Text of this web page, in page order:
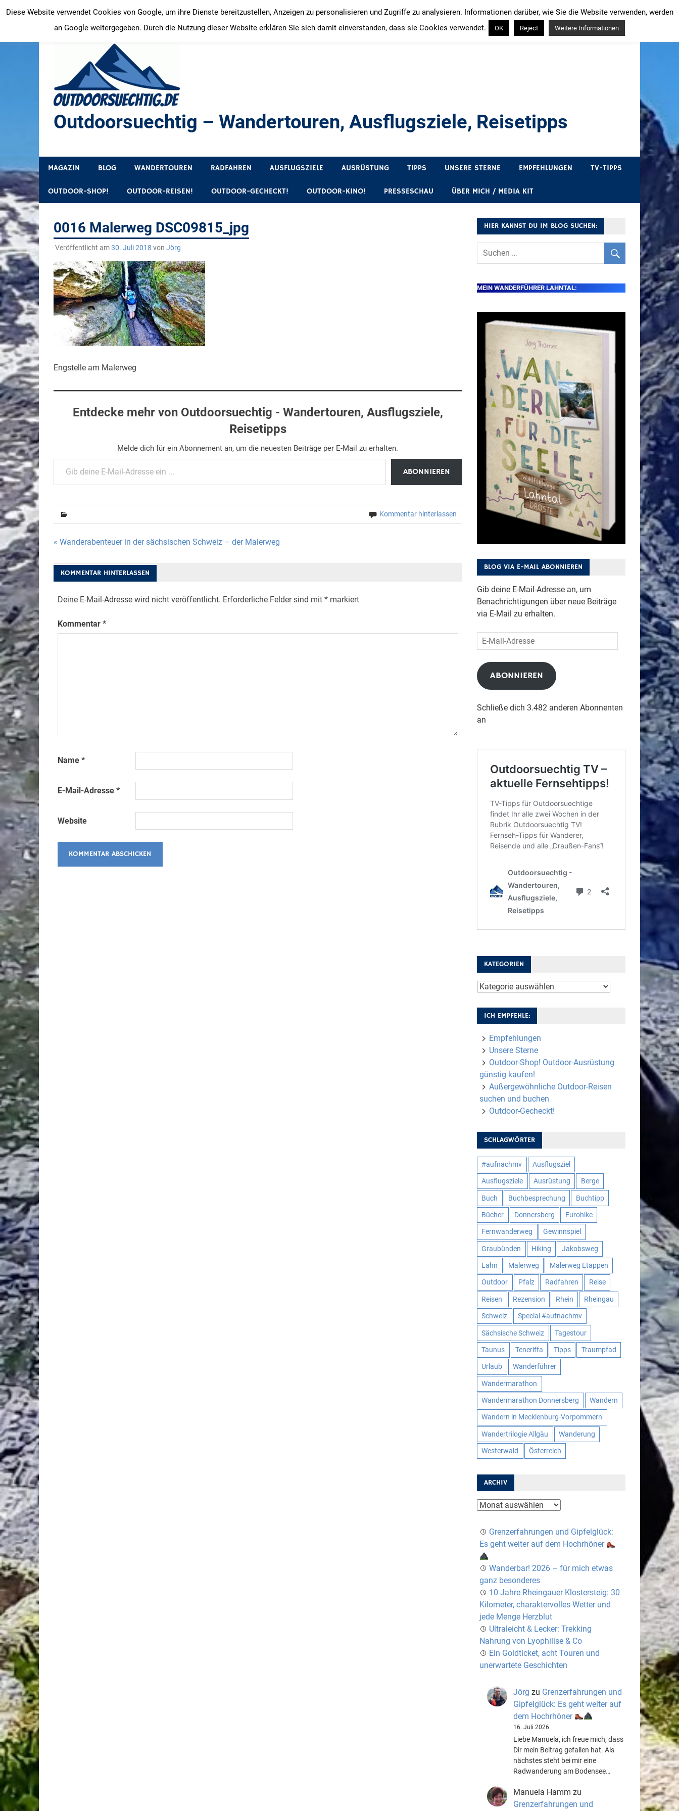
Inhalt
springen
Outdoorsuechtig – Wandertouren, Ausflugsziele, Reisetipps
MAGAZIN BLOG WANDERTOUREN RADFAHREN AUSFLUGSZIELE AUSRÜSTUNG TIPPS UNSERE STERNE EMPFEHLUNGEN TV-TIPPS
OUTDOOR-SHOP! OUTDOOR-REISEN! OUTDOOR-GECHECKT! OUTDOOR-KINO! PRESSESCHAU ÜBER MICH / MEDIA KIT
0016 Malerweg DSC09815_jpg
Veröffentlicht am30. Juli 2018 von Jörg
Engstelle am Malerweg
Entdecke mehr von Outdoorsuechtig - Wandertouren, Ausflugsziele,
Reisetipps
Melde dich für ein Abonnement an, um die neuesten Beiträge per E-Mail zu erhalten.
Gib deine E-Mail-Adresse ein ...
ABONNIEREN
Kommentar hinterlassen
Beitragsnavigation
« Wanderabenteuer in der sächsischen Schweiz – der Malerweg
KOMMENTAR HINTERLASSEN
Deine E-Mail-Adresse wird nicht veröffentlicht. Erforderliche Felder sind mit *markiert
Kommentar *
Name *
E-Mail-Adresse *
Website
HIER KANNST DU IM BLOG SUCHEN:
MEIN WANDERFÜHRER LAHNTAL:
BLOG VIA E-MAIL ABONNIEREN
Gib deine E-Mail-Adresse an, um
Benachrichtigungen über neue Beiträge
via E-Mail zu erhalten.
E-
Mail-
Adresse
ABONNIEREN
Schließe dich 3.482 anderen Abonnenten
an
KATEGORIEN
Kategorien
ICH EMPFEHLE:
Empfehlungen
Unsere Sterne
Outdoor-Shop! Outdoor-Ausrüstung
günstig kaufen!
Außergewöhnliche Outdoor-Reisen
suchen und buchen
Outdoor-Gecheckt!
SCHLAGWÖRTER
#aufnachmv Ausflugsziel
Ausflugsziele Ausrüstung Berge
Buch Buchbesprechung Buchtipp
Bücher Donnersberg Eurohike
Fernwanderweg Gewinnspiel
Graubünden Hiking Jakobsweg
Lahn Malerweg Malerweg Etappen
Outdoor Pfalz Radfahren Reise
Reisen Rezension Rhein Rheingau
Schweiz Special #aufnachmv
Sächsische Schweiz Tagestour
Taunus Teneriffa Tipps Traumpfad
Urlaub Wanderführer
Wandermarathon
Wandermarathon Donnersberg Wandern
Wandern in Mecklenburg-Vorpommern
Wandertrilogie Allgäu Wanderung
Westerwald Österreich
ARCHIV
Archiv
Grenzerfahrungen und Gipfelglück:
Es geht weiter auf dem Hochrhöner
Wanderbar! 2026 – für mich etwas
ganz besonderes
10 Jahre Rheingauer Klostersteig: 30
Kilometer, charaktervolles Wetter und
jede Menge Herzblut
Ultraleicht & Lecker: Trekking
Nahrung von Lyophilise & Co
Ein Goldticket, acht Touren und
unerwartete Geschichten
Jörg zu Grenzerfahrungen und
Gipfelglück: Es geht weiter auf
dem Hochrhöner
16. Juli 2026
Liebe Manuela, ich freue mich, dass
Dir mein Beitrag gefallen hat. Als
nächstes steht bei mir eine
Radwanderung am Bodensee…
Manuela Hamm zu
Grenzerfahrungen und
Diese Website verwendet Cookies von Google, um ihre Dienste bereitzustellen, Anzeigen zu personalisieren und Zugriffe zu analysieren. Informationen darüber, wie Sie die Website verwenden, werden
an Google weitergegeben. Durch die Nutzung dieser Website erklären Sie sich damit einverstanden, dass sie Cookies verwendet.
OK Reject Weitere Informationen